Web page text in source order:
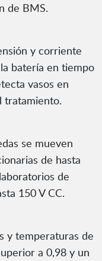
de BMS.
y corriente
batería en tiempo
vasos en
tratamiento.
se mueven
de hasta
de
150 V CC.
y temperaturas de
a 0,98 y un